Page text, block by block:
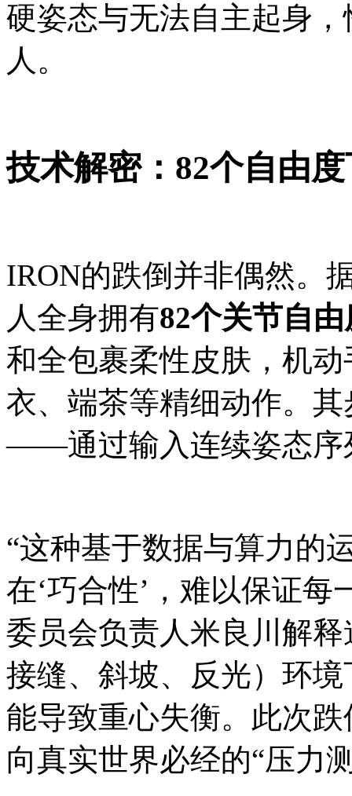
硬姿态与无法自主起身
人。
技术解密：82个自由
IRON的跌倒并非偶然。
人全身拥有82个关节自由
和全包裹柔性皮肤，机
衣、端茶等精细动作。
——通过输入连续姿态序
“这种基于数据与算力的
在‘巧合性’，难以保证
委员会负责人米良川解
接缝、斜坡、反光）环
能导致重心失衡。此次
向真实世界必经的“压力